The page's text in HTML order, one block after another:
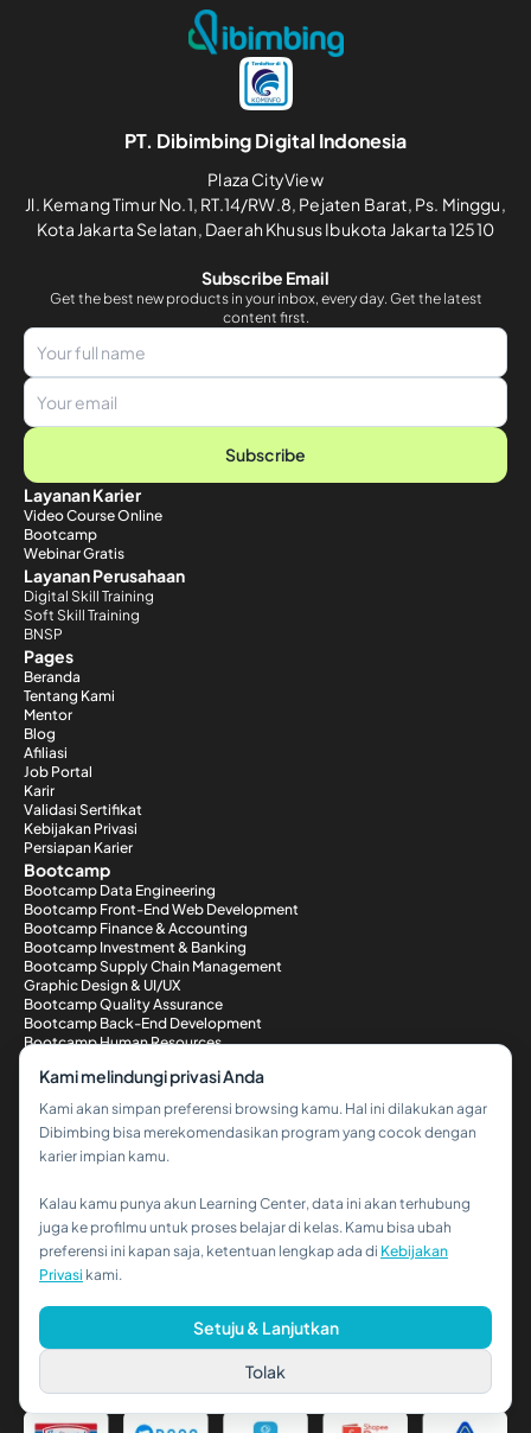
Hi!👋
Kalau kamu butuh bantuan,
PT. Dibimbing Digital Indonesia
Plaza CityView
Jl. Kemang Timur No.1, RT.14/RW.8, Pejaten Barat, Ps. Minggu,
Kota Jakarta Selatan, Daerah Khusus Ibukota Jakarta 12510
Subscribe Email
Get the best new products in your inbox, every day. Get the latest
content first.
Subscribe
Layanan Karier
Video Course Online
Bootcamp
Webinar Gratis
Layanan Perusahaan
Digital Skill Training
Soft Skill Training
BNSP
Pages
Beranda
Tentang Kami
Mentor
Blog
Afiliasi
Job Portal
Karir
Validasi Sertifikat
Kebijakan Privasi
Persiapan Karier
Bootcamp
Bootcamp Data Engineering
Bootcamp Front-End Web Development
Bootcamp Finance & Accounting
Bootcamp Investment & Banking
Bootcamp Supply Chain Management
Graphic Design & UI/UX
Bootcamp Quality Assurance
Bootcamp Back-End Development
Bootcamp Human Resources
Bootcamp Legal & Policy
Bootcamp Data Science & AI Machine Learning
Bootcamp DevOps Engineering
Bootcamp Audit
Bootcamp Business Analyst & Product Strategy
Bootcamp Data Analytics
Bootcamp Digital Marketing
Bootcamp Cyber Security
Bootcamp Full-Stack Web Development
Metode Pembayaran
Kami melindungi privasi Anda
Kami akan simpan preferensi browsing kamu. Hal ini dilakukan agar
Dibimbing bisa merekomendasikan program yang cocok dengan
karier impian kamu.
Kalau kamu punya akun Learning Center, data ini akan terhubung
juga ke profilmu untuk proses belajar di kelas. Kamu bisa ubah
preferensi ini kapan saja, ketentuan lengkap ada di Kebijakan
Privasi kami.
Tolak
Setuju & Lanjutkan